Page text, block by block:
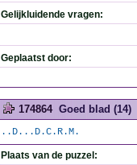
Gelijkluidende vragen:
Geplaatst door:
174864 Goed blad (14)
..D...D.C.R.M.
Plaats van de puzzel: